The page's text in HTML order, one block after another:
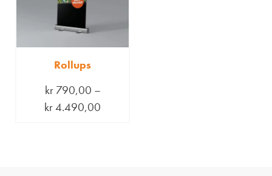
Rollups
kr790,00 –
kr4.490,00